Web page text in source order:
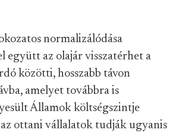
normalizálódása
együtt az olajár visszatérhet a
közötti, hosszabb távon
amelyet továbbra is
Államok költségszintje
ottani vállalatok tudják ugyanis